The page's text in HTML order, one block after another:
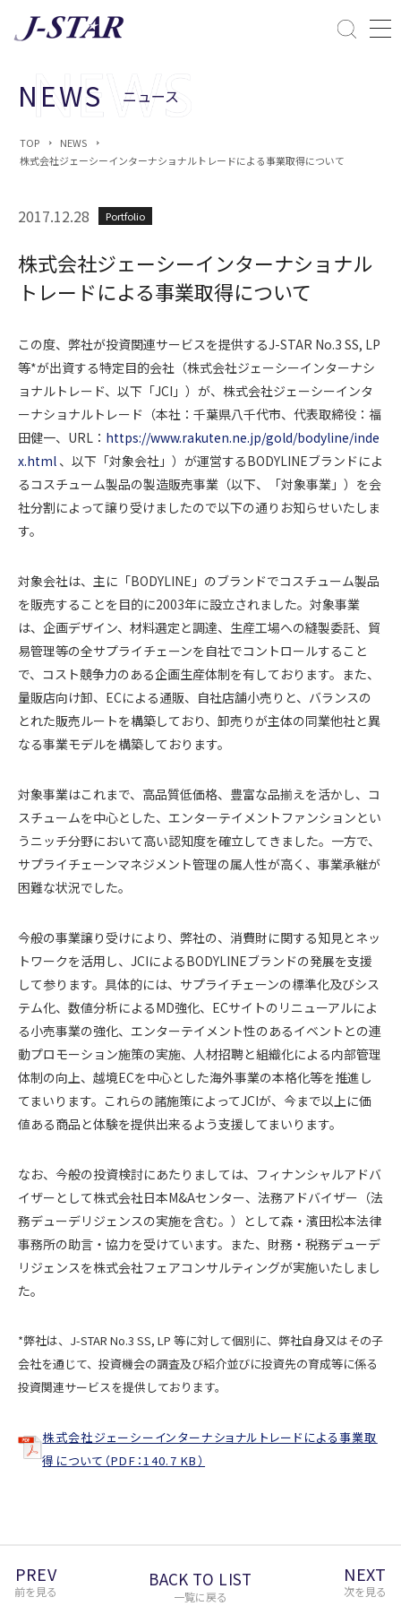
課題解決
ESGへの配慮
NEWS ニュース
TOP
NEWS
株式会社ジェーシーインターナショナルトレードによる事業取得について
2017.12.28 Portfolio
株式会社ジェーシーインターナショナル
トレードによる事業取得について
この度、弊社が投資関連サービスを提供するJ-STAR No.3 SS, LP
等*が出資する特定目的会社（株式会社ジェーシーインターナシ
ョナルトレード、以下「JCI」）が、株式会社ジェーシーインタ
ーナショナルトレード（本社：千葉県八千代市、代表取締役：福
田健一、URL： https://www.rakuten.ne.jp/gold/bodyline/inde
x.html 、以下「対象会社」）が運営するBODYLINEブランドによ
るコスチューム製品の製造販売事業（以下、「対象事業」）を会
社分割によって譲り受けましたので以下の通りお知らせいたしま
す。
対象会社は、主に「BODYLINE」のブランドでコスチューム製品
を販売することを目的に2003年に設立されました。対象事業
は、企画デザイン、材料選定と調達、生産工場への縫製委託、貿
易管理等の全サプライチェーンを自社でコントロールすること
で、コスト競争力のある企画生産体制を有しております。また、
量販店向け卸、ECによる通販、自社店舗小売りと、バランスの
とれた販売ルートを構築しており、卸売りが主体の同業他社と異
なる事業モデルを構築しております。
対象事業はこれまで、高品質低価格、豊富な品揃えを活かし、コ
スチュームを中心とした、エンターテイメントファンションとい
うニッチ分野において高い認知度を確立してきました。一方で、
サプライチェーンマネジメント管理の属人性が高く、事業承継が
困難な状況でした。
今般の事業譲り受けにより、弊社の、消費財に関する知見とネッ
トワークを活用し、JCIによるBODYLINEブランドの発展を支援
して参ります。具体的には、サプライチェーンの標準化及びシス
テム化、数値分析によるMD強化、ECサイトのリニューアルによ
る小売事業の強化、エンターテイメント性のあるイベントとの連
動プロモーション施策の実施、人材招聘と組織化による内部管理
体制の向上、越境ECを中心とした海外事業の本格化等を推進し
てまいります。これらの諸施策によってJCIが、今まで以上に価
値ある商品と体験を提供出来るよう支援してまいります。
なお、今般の投資検討にあたりましては、フィナンシャルアドバ
イザーとして株式会社日本M&Aセンター、法務アドバイザー（法
務デューデリジェンスの実施を含む。）として森・濱田松本法律
事務所の助言・協力を受けています。また、財務・税務デューデ
リジェンスを株式会社フェアコンサルティングが実施いたしまし
た。
*弊社は、J-STAR No.3 SS, LP 等に対して個別に、弊社自身又はその子
会社を通じて、投資機会の調査及び紹介並びに投資先の育成等に係る
投資関連サービスを提供しております。
株式会社ジェーシーインターナショナルトレードによる事業取
得について（PDF：140.7 KB）
PREV
前を見る
BACK TO LIST
一覧に戻る
NEXT
次を見る